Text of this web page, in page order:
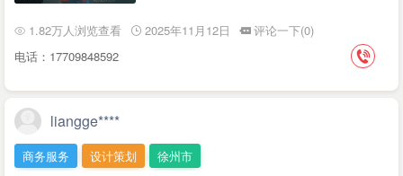
1.82万人浏览查看 2025年11月12日
评论一下(0)
电话：17709848592
liangge****
商务服务 设计策划 徐州市